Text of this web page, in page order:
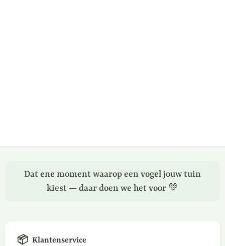
Dat ene moment waarop een vogel jouw tuin
kiest — daar doen we het voor 💚
📦 Klantenservice